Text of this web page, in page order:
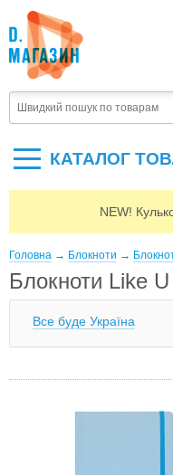
КАТАЛОГ
NEW!
Головна → Блокноти →
Блокноти Like U
Все буде Україна